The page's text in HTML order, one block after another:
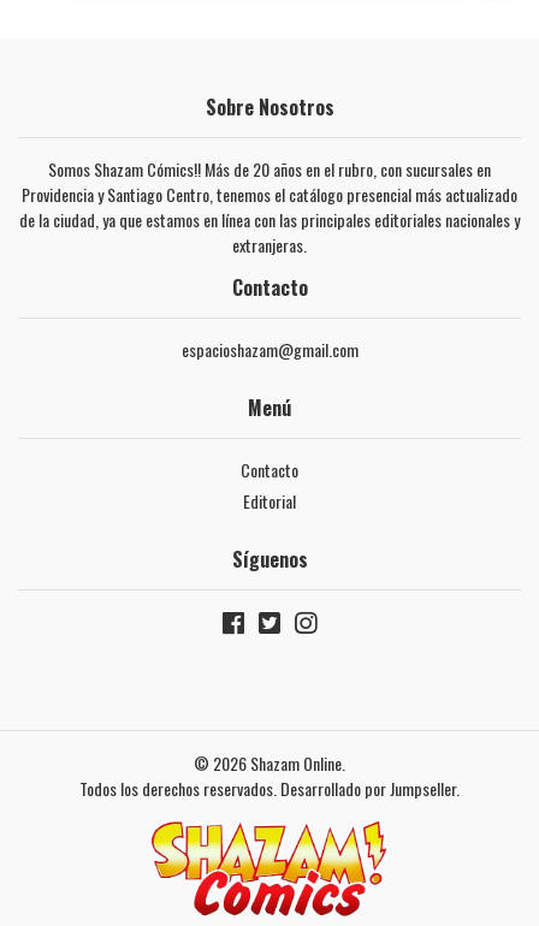
Sobre Nosotros
Somos Shazam Cómics!! Más de 20 años en el rubro, con sucursales en
Providencia y Santiago Centro, tenemos el catálogo presencial más actualizado
de la ciudad, ya que estamos en línea con las principales editoriales nacionales y
extranjeras.
Contacto
espacioshazam@gmail.com
Menú
Contacto
Editorial
Síguenos
© 2026 Shazam Online.
Todos los derechos reservados. Desarrollado por Jumpseller.